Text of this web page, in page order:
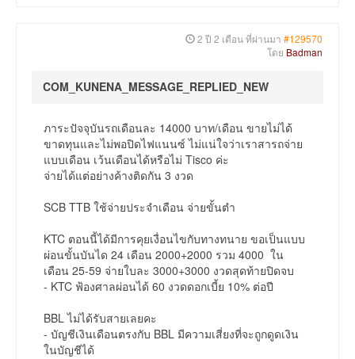
2 ปี 2 เดือน ที่ผ่านมา #129570
โดย Badman
COM_KUNENA_MESSAGE_REPLIED_NEW
ภาระปัจจุบันรถเดือนละ 14000 บาท/เดือน ขายไม่ได้
ขาดทุนและไม่พอปิดไฟแนนซ์ ไม่แน่ใจว่าเราสารถจ่าย
แบบเดือน เว้นเดือนได้หรือไม่ Tisco ค่ะ
จ่ายได้แต่อย่างค้างติดกัน 3 งวด
SCB TTB ใช้จ่ายประจำเดือน จ่ายขั้นตำ
KTC ตอนนี้ได้มีการคุยเงื่อนไขกับทางทนาย ขอเป็นแบบ
ผ่อนขั้นบันได 24 เดือน 2000+2000 รวม 4000 ใน
เดือน 25-59 จ่ายใบละ 3000+3000 งวดสุดท้ายปิดจบ
- KTC ฟ้องศาลผ่อนได้ 60 งวดดอกเบี้ย 10% ต่อปี
BBL ไม่ได้รับสายเลยคะ
- บัญชีเงินเดือนตรงกับ BBL มีความเสี่ยงที่จะถูกดูดเงิน
ในบัญชีได้